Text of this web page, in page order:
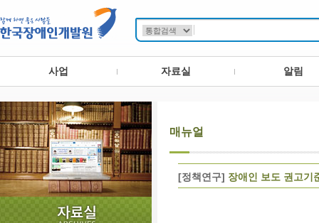
사업 자료실 알림
매뉴얼
[정책연구] 장애인 보도 권고기